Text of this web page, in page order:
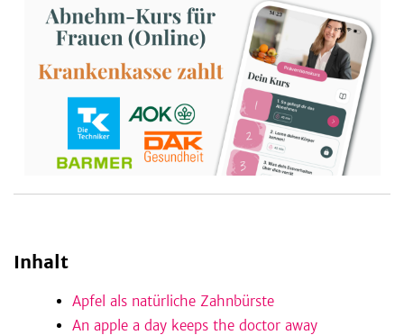
Inhalt
Apfel als natürliche Zahnbürste
An apple a day keeps the doctor away